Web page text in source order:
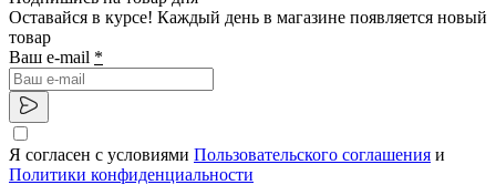
Оставайся в курсе! Каждый день в магазине появляется новый
товар
Ваш e-mail *
Я согласен с условиями Пользовательского соглашения и
Политики конфиденциальности